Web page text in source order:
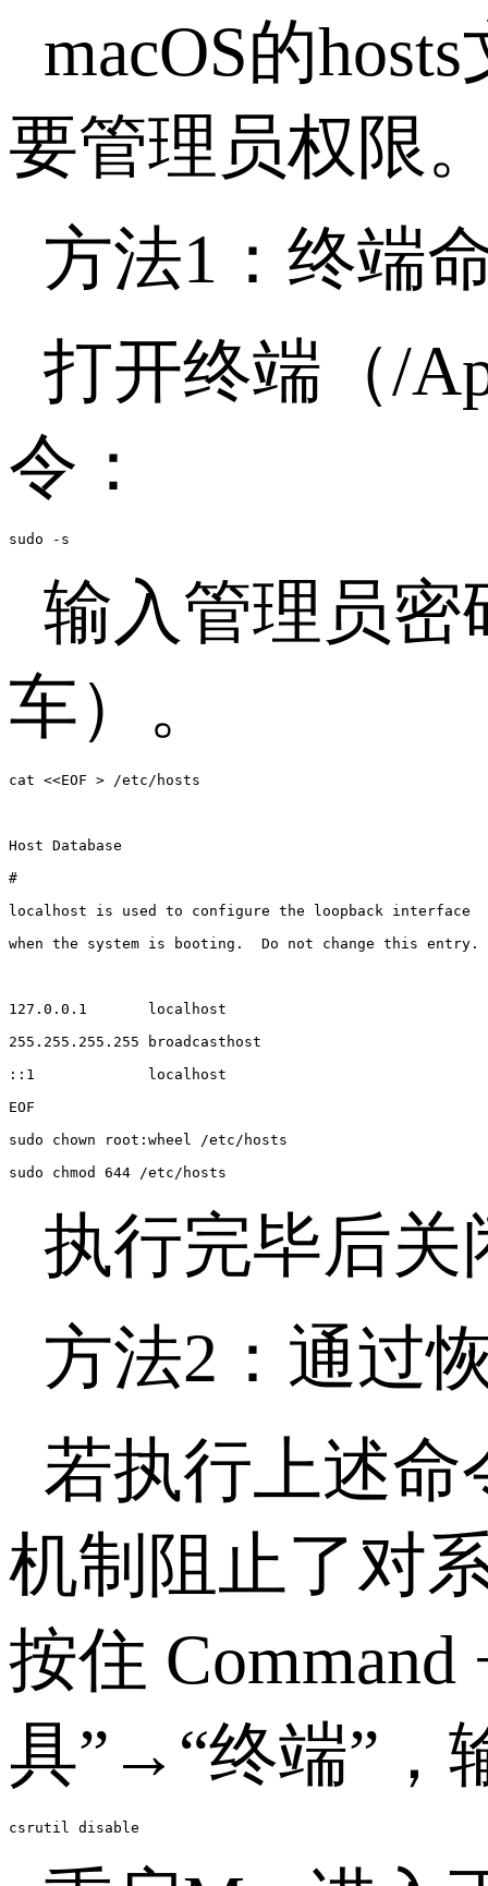
macOS的hosts
要管理员权限
方法1 ：终端
打开终端（/
令：
sudo -s
输入管理员密
车）。
cat <<EOF > /etc/hosts
Host Database
#
localhost is used to configure the loopback interface
when the system is booting.  Do not change this entry.
127.0.0.1       localhost
255.255.255.255 broadcasthost
::1             localhost
EOF
sudo chown root:wheel /etc/hosts
sudo chmod 644 /etc/hosts
执行完毕后关
方法2 ：通过
若执行上述命
机制阻止了对
按住
具”→“终端”，
csrutil disable